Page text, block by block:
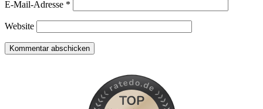
E-Mail-Adresse *
Website